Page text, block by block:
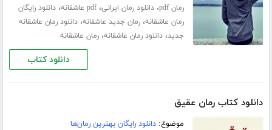
رمان pdf ،دانلود رمان ایرانی،pdf عاشقانه ،دانلود رایگان
رمان عاشقانه،رمان جدید عاشقانه،دانلود رمان عاشقانه
جدید،دانلود رمان عاشقانه،رمان عاشقانه
دانلود کتاب
دانلود کتاب رمان عقیق
موضوع:دانلود رایگان بهترین رمان‌ها